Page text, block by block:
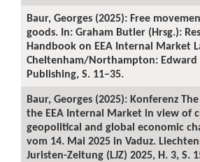
Baur, Georges (2025): Free
goods. In: Graham Butler (Hrsg.):
Handbook on EEA Internal Market
Cheltenham/Northampton: Edward
Publishing, S. 11–35.
Baur, Georges (2025): Konferenz
the EEA Internal Market in view of
geopolitical and global economic
vom 14. Mai 2025 in Vaduz.
Juristen-Zeitung (LJZ) 2025, H. 3, S.